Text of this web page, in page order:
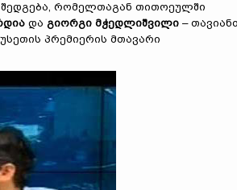
რომელთაგან თითოეულში
და გიორგი მჭედლიშვილი –
პრემიერის მთავარი